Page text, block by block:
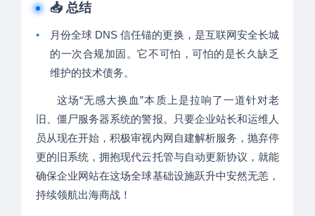
📥 总结
•
月份全球 DNS 信任锚的更换，是互联网安全长城
的一次合规加固。它不可怕，可怕的是长久缺乏
维护的技术债务。
这场“无感大换血”本质上是拉响了一道针对老
旧、僵尸服务器系统的警报。只要企业站长和运维人
员从现在开始，积极审视内网自建解析服务，抛弃停
更的旧系统，拥抱现代云托管与自动更新协议，就能
确保企业网站在这场全球基础设施跃升中安然无恙，
持续领航出海商战！